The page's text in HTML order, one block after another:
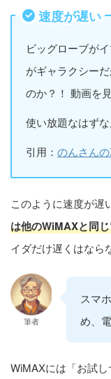
速度が遅い
ビッグローブが
がギャラクシー
のか？！ 動画を
使い放題なはず
引用： のんさん
このように速度が遅
は他のWiMAXと同
イダだけ遅くはなら
筆者
スマ
め、
WiMAXには「お試